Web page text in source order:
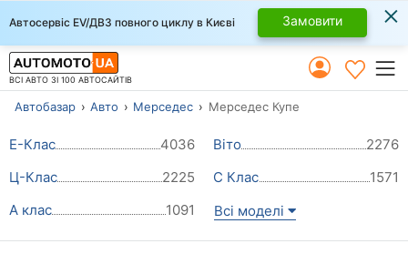
Автосервіс EV/ДВЗ повного циклу в Києві Замовити ×
ВСІ АВТО ЗІ 100 АВТОСАЙТІВ
Автобазар Авто Мерседес Мерседес Купе
Е-Клас 4036 Віто
2276
Ц-Клас
2225 С Клас
1571
А клас
1091 Всі моделі